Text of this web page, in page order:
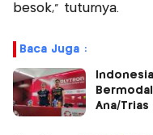
besok," tuturnya.
Baca Juga :
Ana/